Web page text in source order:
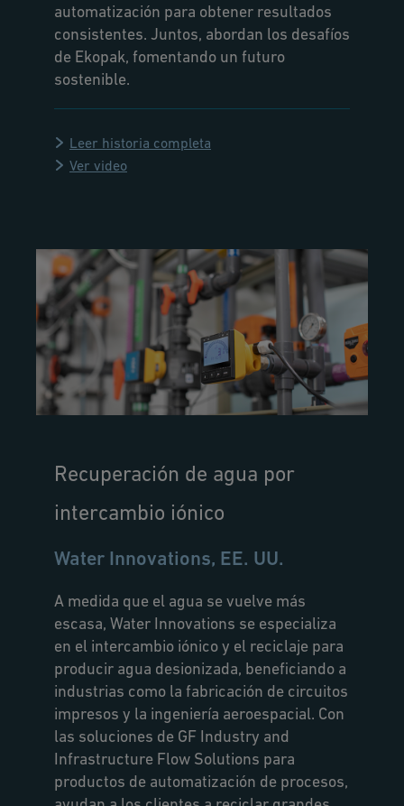
automatización para obtener resultados
consistentes. Juntos, abordan los desafíos
de Ekopak, fomentando un futuro
sostenible.
Leer historia completa
Ver video
Recuperación de agua por
intercambio iónico
Water Innovations, EE. UU.
A medida que el agua se vuelve más
escasa, Water Innovations se especializa
en el intercambio iónico y el reciclaje para
producir agua desionizada, beneficiando a
industrias como la fabricación de circuitos
impresos y la ingeniería aeroespacial. Con
las soluciones de GF Industry and
Infrastructure Flow Solutions para
productos de automatización de procesos,